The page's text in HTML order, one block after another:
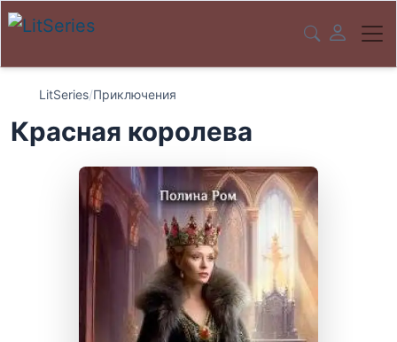
LitSeries/Приключения
Красная королева